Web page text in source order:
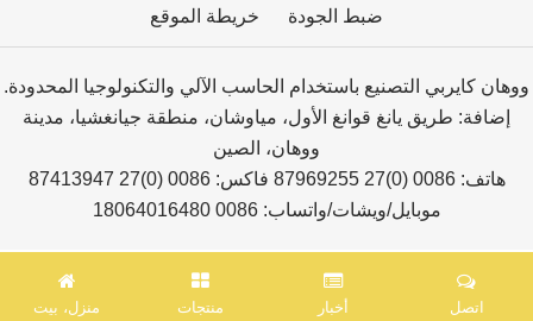
ضبط الجودة
خريطة الموقع
ووهان كايربي التصنيع باستخدام الحاسب الآلي والتكنولوجيا المحدودة.
إضافة: طريق يانغ قوانغ الأول، مياوشان، منطقة جيانغشيا، مدينة
ووهان، الصين
هاتف: 0086 (0)27 87969255 فاكس: 0086 (0)27 87413947
موبايل/ويشات/واتساب: 0086 18064016480
منزل، بيت منتجات أخبار اتصل